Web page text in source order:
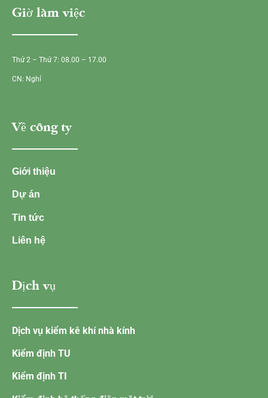
Giờ làm việc
Thứ 2 – Thứ 7: 08.00 – 17.00
CN: Nghỉ
Về công ty
Giới thiệu
Dự án
Tin tức
Liên hệ
Dịch vụ
Dịch vụ kiểm kê khí nhà kính
Kiểm định TU
Kiểm định TI